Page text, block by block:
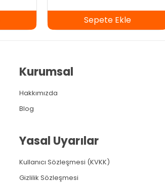
Sepete Ekle
Kurumsal
Hakkımızda
Blog
Yasal Uyarılar
Kullanıcı Sözleşmesi (KVKK)
Gizlilik Sözleşmesi